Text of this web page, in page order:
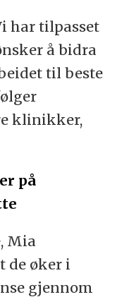
har tilpasset
å bidra
til beste
klinikker,
på
Mia
de øker i
gjennom